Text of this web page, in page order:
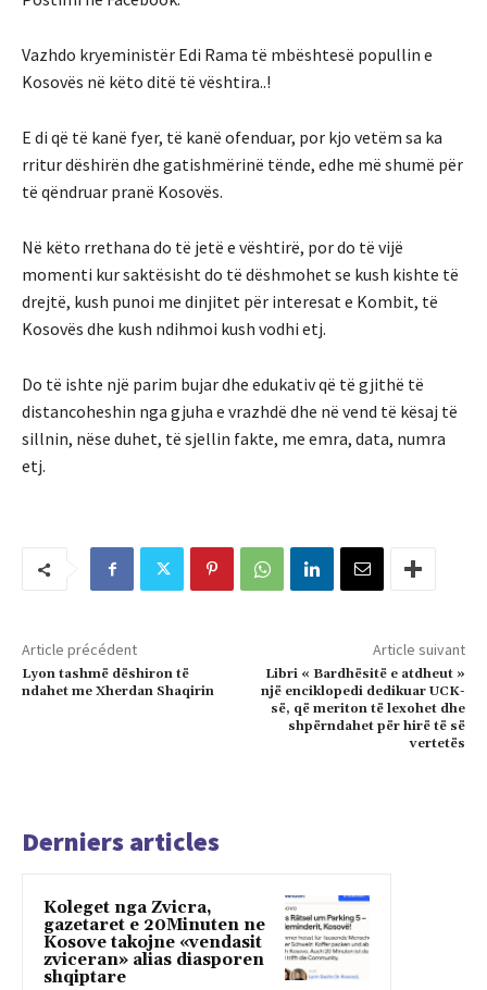
Vazhdo kryeministër Edi Rama të mbështesë popullin e
Kosovës në këto ditë të vështira..!
E di që të kanë fyer, të kanë ofenduar, por kjo vetëm sa ka
rritur dëshirën dhe gatishmërinë tënde, edhe më shumë për
të qëndruar pranë Kosovës.
Në këto rrethana do të jetë e vështirë, por do të vijë
momenti kur saktësisht do të dëshmohet se kush kishte të
drejtë, kush punoi me dinjitet për interesat e Kombit, të
Kosovës dhe kush ndihmoi kush vodhi etj.
Do të ishte një parim bujar dhe edukativ që të gjithë të
distancoheshin nga gjuha e vrazhdë dhe në vend të kësaj të
sillnin, nëse duhet, të sjellin fakte, me emra, data, numra
etj.
Article précédent
Lyon tashmë dëshiron të
ndahet me Xherdan Shaqirin
Article suivant
Libri « Bardhësitë e atdheut »
një enciklopedi dedikuar UCK-
së, që meriton të lexohet dhe
shpërndahet për hirë të së
vertetës
Derniers articles
Koleget nga Zvicra,
gazetaret e 20Minuten ne
Kosove takojne «vendasit
zviceran» alias diasporen
shqiptare